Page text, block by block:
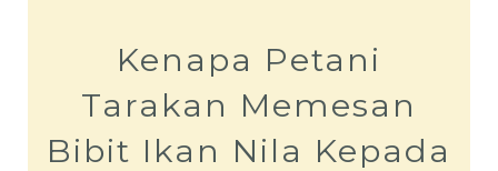
Kenapa Petani
Tarakan Memesan
Bibit Ikan Nila Kepada